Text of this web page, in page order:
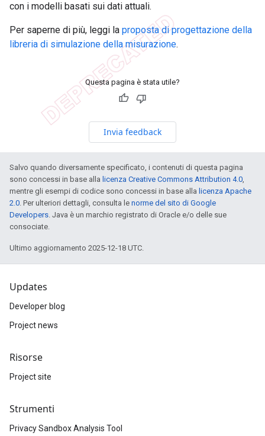
con i modelli basati sui dati attuali.
Per saperne di più, leggi la proposta di progettazione della
libreria di simulazione della misurazione.
Questa pagina è stata utile?
Invia feedback
Salvo quando diversamente specificato, i contenuti di questa pagina
sono concessi in base alla licenza Creative Commons Attribution 4.0
mentre gli esempi di codice sono concessi in base alla licenza Apache
2.0 . Per ulteriori dettagli, consulta le norme del sito di Google
Developers . Java è un marchio registrato di Oracle e/o delle sue
consociate.
Ultimo aggiornamento 2025-12-18 UTC.
Updates
Developer blog
Project news
Risorse
Project site
Strumenti
Privacy Sandbox Analysis Tool